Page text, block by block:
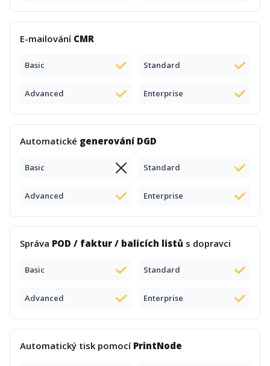
E-mailování CMR
Basic Standard
Advanced Enterprise
Automatické generování DGD
Basic Standard
Advanced Enterprise
Správa POD / faktur / balicích listů s dopravci
Basic Standard
Advanced Enterprise
Automatický tisk pomocí PrintNode